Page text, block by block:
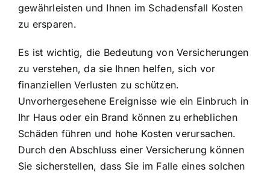
gewährleisten und Ihnen im Schadensfall Kosten
zu ersparen.
Es ist wichtig, die Bedeutung von Versicherungen
zu verstehen, da sie Ihnen helfen, sich vor
finanziellen Verlusten zu schützen.
Unvorhergesehene Ereignisse wie ein Einbruch in
Ihr Haus oder ein Brand können zu erheblichen
Schäden führen und hohe Kosten verursachen.
Durch den Abschluss einer Versicherung können
Sie sicherstellen, dass Sie im Falle eines solchen